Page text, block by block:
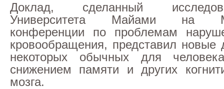
Доклад, сделанный
Университета Майами на
конференции по проблемам
кровообращения, представил новые
некоторых обычных для
снижением памяти и других
мозга.